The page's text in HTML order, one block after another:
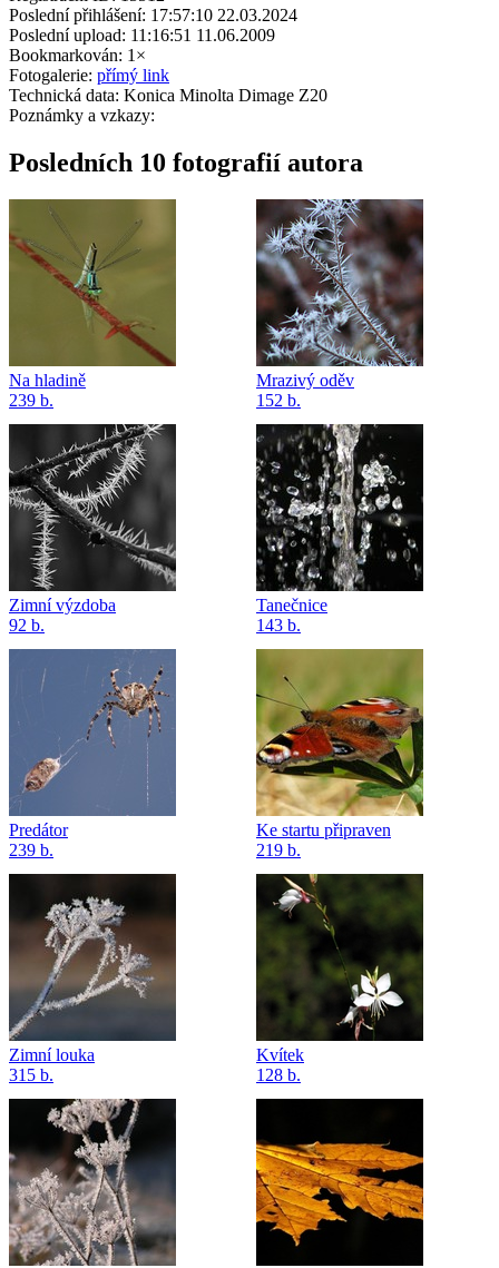
Poslední přihlášení: 17:57:10 22.03.2024
Poslední upload: 11:16:51 11.06.2009
Bookmarkován: 1×
Fotogalerie: přímý link
Technická data: Konica Minolta Dimage Z20
Poznámky a vzkazy:
Posledních 10 fotografií autora
Na hladině
239 b.
Mrazivý oděv
152 b.
Zimní výzdoba
92 b.
Tanečnice
143 b.
Predátor
239 b.
Ke startu připraven
219 b.
Zimní louka
315 b.
Kvítek
128 b.